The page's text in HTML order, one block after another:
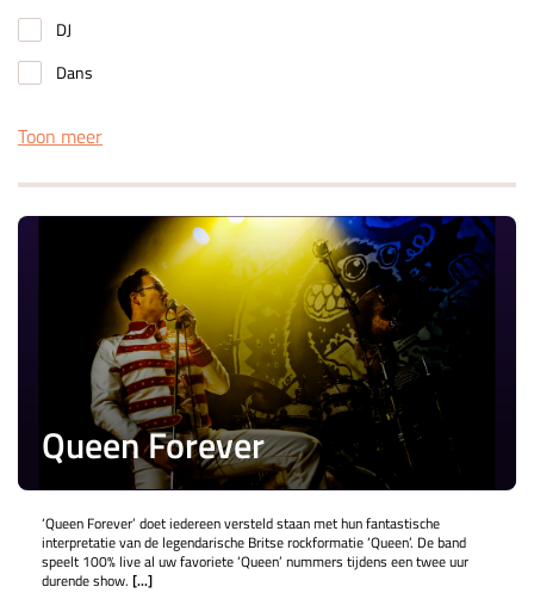
DJ
Dans
Toon meer
Queen Forever
‘Queen Forever’ doet iedereen versteld staan met hun fantastische
interpretatie van de legendarische Britse rockformatie ‘Queen’. De band
speelt 100% live al uw favoriete ‘Queen’ nummers tijdens een twee uur
durende show. [...]